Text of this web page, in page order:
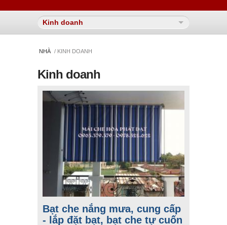
NHÀ / KINH DOANH
Kinh doanh
Bạt che nắng mưa, cung cấp
- lắp đặt bạt, bạt che tự cuốn